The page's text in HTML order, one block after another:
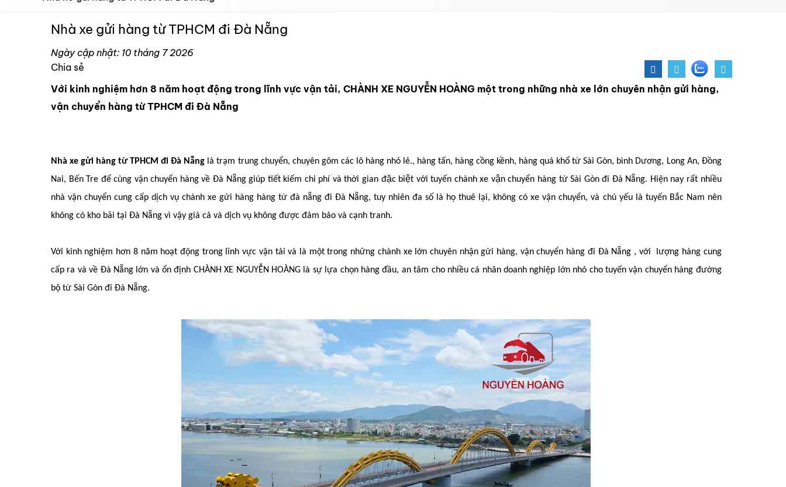
Nhà xe gửi hàng từ TPHCM đi Đà Nẵng
Ngày cập nhật: 10 tháng 7 2026
Chia sẻ
Với kinh nghiệm hơn 8 năm hoạt động trong lĩnh vực vận tải, CHÀNH XE NGUYỄN HOÀNG một trong những nhà xe lớn chuyên nhận gửi hàng,
vận chuyển hàng từ TPHCM đi Đà Nẵng
Nhà xe gửi hàng từ TPHCM đi Đà Nẵng là trạm trung chuyển, chuyên gôm các lô hàng nhỏ lẻ., hàng tấn, hàng cồng kềnh, hàng quá khổ từ Sài Gòn, bình Dương, Long An, Đồng
Nai, Bến Tre để cùng vận chuyển hàng về Đà Nẵng giúp tiết kiếm chi phí và thời gian đặc biệt với tuyến chành xe vận chuyển hàng từ Sài Gòn đi Đà Nẵng. Hiện nay rất nhiều
nhà vận chuyển cung cấp dịch vụ chành xe gửi hàng hàng từ đà nẵng đi Đà Nẵng, tuy nhiên đa số là họ thuê lại, không có xe vận chuyển, và chủ yếu là tuyến Bắc Nam nên
không có kho bãi tại Đà Nẵng vì vậy giá cả và dịch vụ không được đảm bảo và cạnh tranh.
Với kinh nghiệm hơn 8 năm hoạt động trong lĩnh vực vận tải và là một trong những chành xe lớn chuyên nhận gửi hàng, vận chuyển hàng đi Đà Nẵng , với lượng hàng cung
cấp ra và về Đà Nẵng lớn và ổn định CHÀNH XE NGUYỄN HOÀNG là sự lựa chọn hàng đầu, an tâm cho nhiều cá nhân doanh nghiệp lớn nhỏ cho tuyến vận chuyển hàng đường
bộ từ Sài Gòn đi Đà Nẵng.